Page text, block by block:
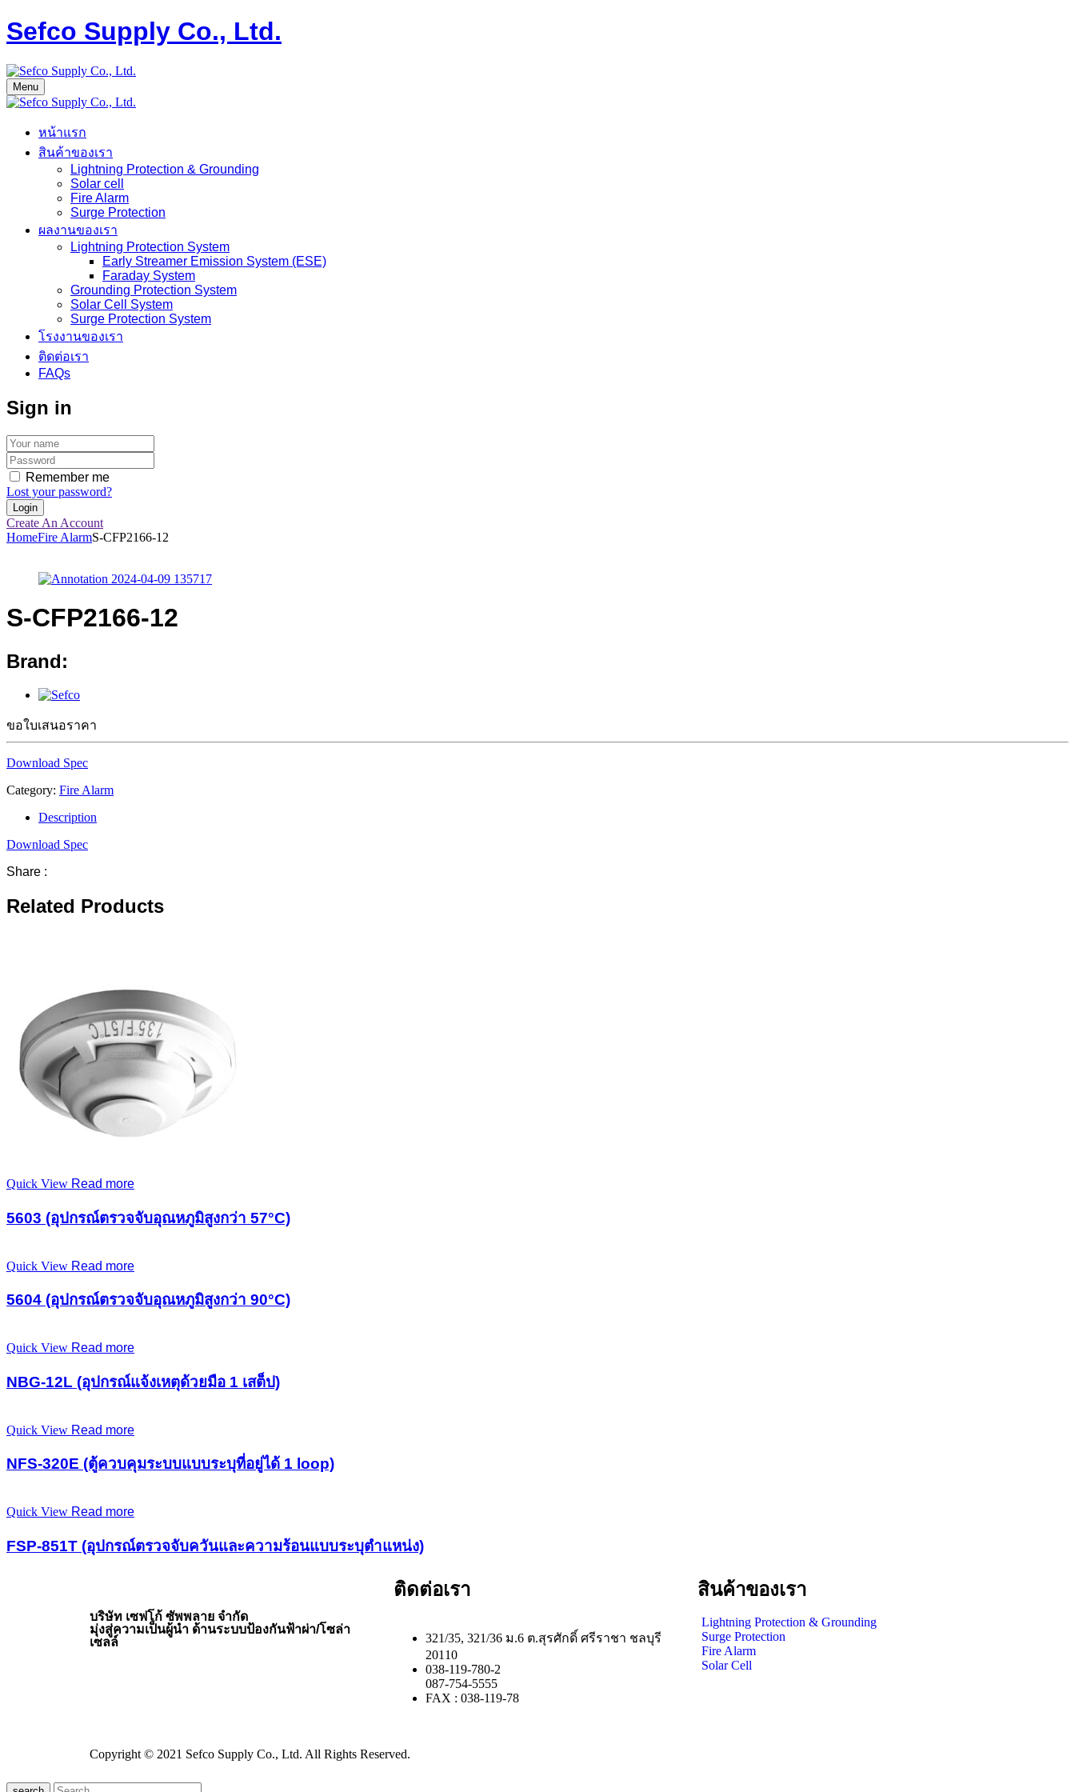
Sefco Supply Co., Ltd.
Menu
หน้าแรก
สินค้าของเรา
Lightning Protection & Grounding
Solar cell
Fire Alarm
Surge Protection
ผลงานของเรา
Lightning Protection System
Early Streamer Emission System (ESE)
Faraday System
Grounding Protection System
Solar Cell System
Surge Protection System
โรงงานของเรา
ติดต่อเรา
FAQs
Sign in
Remember me
Lost your password?
Create An Account
HomeFire AlarmS-CFP2166-12
S-CFP2166-12
Brand:
ขอใบเสนอราคา
Download Spec
Category: Fire Alarm
Description
Download Spec
Share :
Related Products
Quick View Read more
5603 (อุปกรณ์ตรวจจับอุณหภูมิสูงกว่า 57°C)
Quick View Read more
5604 (อุปกรณ์ตรวจจับอุณหภูมิสูงกว่า 90°C)
Quick View Read more
NBG-12L (อุปกรณ์แจ้งเหตุด้วยมือ 1 เสต็ป)
Quick View Read more
NFS-320E (ตู้ควบคุมระบบแบบระบุที่อยู่ได้ 1 loop)
Quick View Read more
FSP-851T (อุปกรณ์ตรวจจับควันและความร้อนแบบระบุตำแหน่ง)
บริษัท เซฟโก้ ซัพพลาย จำกัด
มุ่งสู่ความเป็นผู้นำ ด้านระบบป้องกันฟ้าผ่า/โซล่า
เซลล์
ติดต่อเรา
321/35, 321/36 ม.6 ต.สุรศักดิ์ ศรีราชา ชลบุรี
20110
038-119-780-2
087-754-5555
FAX : 038-119-78
สินค้าของเรา
Lightning Protection & Grounding
Surge Protection
Fire Alarm
Solar Cell
Copyright © 2021 Sefco Supply Co., Ltd. All Rights Reserved.